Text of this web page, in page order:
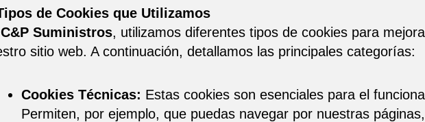
de Cookies que Utilizamos
C&P Suministros, utilizamos diferentes tipos de cookies para
sitio web. A continuación, detallamos las principales categorías:
Cookies Técnicas: Estas cookies son esenciales para el
Permiten, por ejemplo, que puedas navegar por nuestras